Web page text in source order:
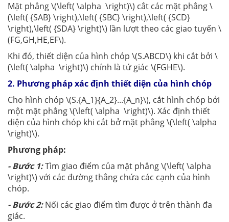
Mặt phẳng \(\left( \alpha \right)\) cắt các mặt phẳng \
(\left( {SAB} \right),\left( {SBC} \right),\left( {SCD}
\right),\left( {SDA} \right)\) lần lượt theo các giao tuyến \
(FG,GH,HE,EF\).
Khi đó, thiết diện của hình chóp \(S.ABCD\) khi cắt bởi \
(\left( \alpha \right)\) chính là tứ giác \(FGHE\).
2. Phương pháp xác định thiết diện của hình chóp
Cho hình chóp \(S.{A_1}{A_2}...{A_n}\), cắt hình chóp bởi
một mặt phẳng \(\left( \alpha \right)\). Xác định thiết
diện của hình chóp khi cắt bở mặt phẳng \(\left( \alpha
\right)\).
Phương pháp:
- Bước 1:Tìm giao điểm của mặt phẳng \(\left( \alpha
\right)\) với các đường thẳng chứa các cạnh của hình
chóp.
- Bước 2:Nối các giao điểm tìm được ở trên thành đa
giác.